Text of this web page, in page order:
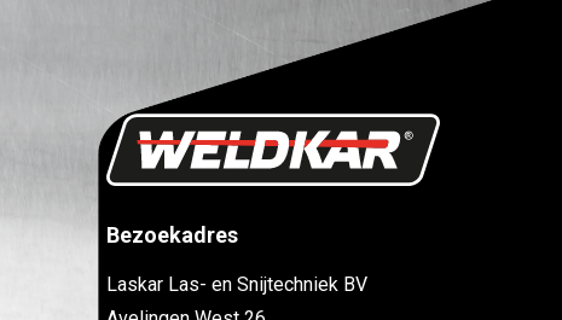
Bezoekadres
Laskar Las- en Snijtechniek BV